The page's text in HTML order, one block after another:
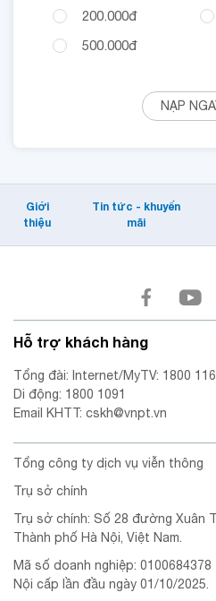
200.000đ
500.000đ
NẠP
Giới
thiệu
Tin tức - khuyến
mãi
Hỗ trợ khách hàng
Tổng đài: Internet/MyTV: 1800
Di động: 1800 1091
Email KHTT: cskh@vnpt.vn
Tổng công ty dịch vụ viễn thông
Trụ sở chính
Trụ sở chính: Số 28 đường Xuân
Thành phố Hà Nội, Việt Nam.
Mã số doanh nghiệp:
Nội cấp lần đầu ngày 01/10/2025.